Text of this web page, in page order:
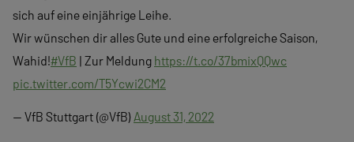
sich auf eine einjährige Leihe.
Wir wünschen dir alles Gute und eine erfolgreiche Saison,
Wahid!#VfB | Zur Meldung https://t.co/37bmixQQwc
pic.twitter.com/T5Ycwi2CM2
— VfB Stuttgart (@VfB) August 31, 2022